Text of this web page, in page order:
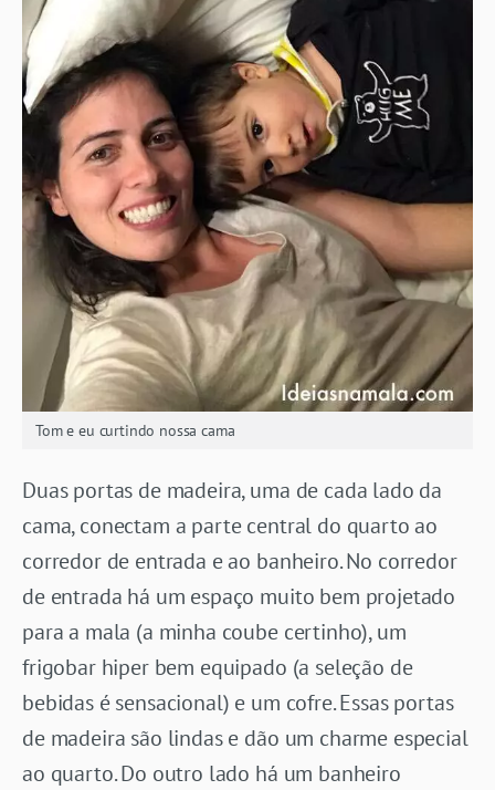
Tom e eu curtindo nossa cama
Duas portas de madeira, uma de cada lado da
cama, conectam a parte central do quarto ao
corredor de entrada e ao banheiro. No corredor
de entrada há um espaço muito bem projetado
para a mala (a minha coube certinho), um
frigobar hiper bem equipado (a seleção de
bebidas é sensacional) e um cofre. Essas portas
de madeira são lindas e dão um charme especial
ao quarto. Do outro lado há um banheiro